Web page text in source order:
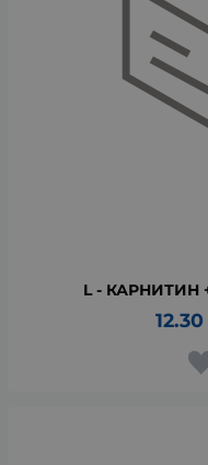
L - КАРНИТИН
12.30